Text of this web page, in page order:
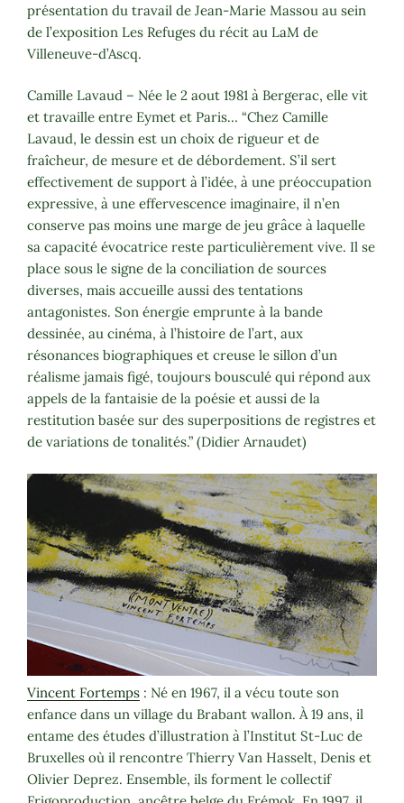
présentation du travail de Jean-Marie Massou au sein
de l’exposition Les Refuges du récit au LaM de
Villeneuve-d’Ascq.
Camille Lavaud – Née le 2 aout 1981 à Bergerac, elle vit
et travaille entre Eymet et Paris… “Chez Camille
Lavaud, le dessin est un choix de rigueur et de
fraîcheur, de mesure et de débordement. S’il sert
effectivement de support à l’idée, à une préoccupation
expressive, à une effervescence imaginaire, il n’en
conserve pas moins une marge de jeu grâce à laquelle
sa capacité évocatrice reste particulièrement vive. Il se
place sous le signe de la conciliation de sources
diverses, mais accueille aussi des tentations
antagonistes. Son énergie emprunte à la bande
dessinée, au cinéma, à l’histoire de l’art, aux
résonances biographiques et creuse le sillon d’un
réalisme jamais figé, toujours bousculé qui répond aux
appels de la fantaisie de la poésie et aussi de la
restitution basée sur des superpositions de registres et
de variations de tonalités.” (Didier Arnaudet)
Vincent Fortemps : Né en 1967, il a vécu toute son
enfance dans un village du Brabant wallon. À 19 ans, il
entame des études d’illustration à l’Institut St-Luc de
Bruxelles où il rencontre Thierry Van Hasselt, Denis et
Olivier Deprez. Ensemble, ils forment le collectif